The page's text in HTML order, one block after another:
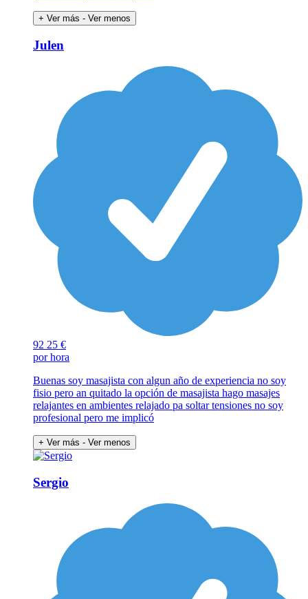
+ Ver más - Ver menos
Julen
92 25 €
por hora
Buenas soy masajista con algun año de experiencia no soy
fisio pero an quitado la opción de masajista hago masajes
relajantes en ambientes relajado pa soltar tensiones no soy
profesional pero me implicó
+ Ver más - Ver menos
Sergio